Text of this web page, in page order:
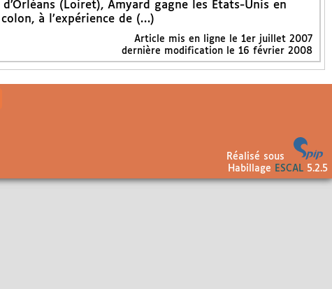
(Loiret), Amyard gagne les Etats-Unis en
à l’expérience de (…)
Article mis en ligne le 1er juillet 2007
dernière modification le 16 février 2008
Réalisé sous
Habillage
ESCAL5.2.5